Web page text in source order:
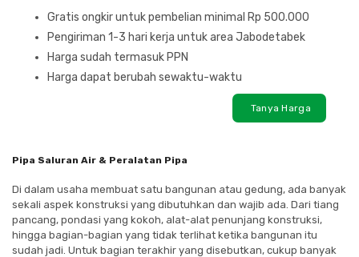
Gratis ongkir untuk pembelian minimal Rp 500.000
Pengiriman 1-3 hari kerja untuk area Jabodetabek
Harga sudah termasuk PPN
Harga dapat berubah sewaktu-waktu
Tanya Harga
Pipa Saluran Air & Peralatan Pipa
Di dalam usaha membuat satu bangunan atau gedung, ada banyak
sekali aspek konstruksi yang dibutuhkan dan wajib ada. Dari tiang
pancang, pondasi yang kokoh, alat-alat penunjang konstruksi,
hingga bagian-bagian yang tidak terlihat ketika bangunan itu
sudah jadi. Untuk bagian terakhir yang disebutkan, cukup banyak